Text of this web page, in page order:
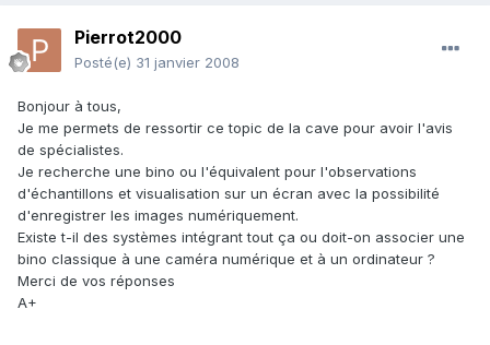
Pierrot2000
Posté(e) 31 janvier 2008
Bonjour à tous,
Je me permets de ressortir ce topic de la cave pour avoir l'avis
de spécialistes.
Je recherche une bino ou l'équivalent pour l'observations
d'échantillons et visualisation sur un écran avec la possibilité
d'enregistrer les images numériquement.
Existe t-il des systèmes intégrant tout ça ou doit-on associer une
bino classique à une caméra numérique et à un ordinateur ?
Merci de vos réponses
A+